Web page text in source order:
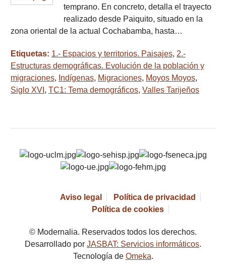
temprano. En concreto, detalla el trayecto
realizado desde Paiquito, situado en la
zona oriental de la actual Cochabamba, hasta…
Etiquetas: 1.- Espacios y territorios. Paisajes, 2.-
Estructuras demográficas. Evolución de la población y
migraciones, Indígenas, Migraciones, Moyos Moyos,
Siglo XVI , TC1: Tema demográficos, Valles Tarijeños
Aviso legal
Política de privacidad
Política de cookies
© Modernalia. Reservados todos los derechos.
Desarrollado por JASBAT: Servicios informáticos.
Tecnología de Omeka.